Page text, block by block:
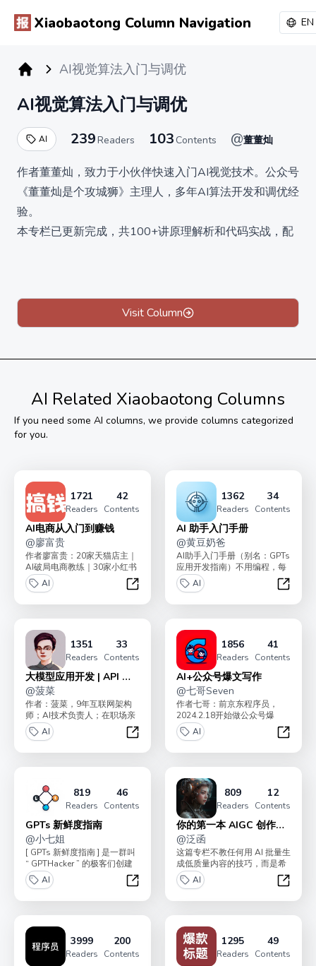
Xiaobaotong Column Navigation EN
AI视觉算法入门与调优
AI视觉算法入门与调优
AI 239Readers 103 Contents @董董灿
作者董董灿，致力于小伙伴快速入门AI视觉技术。公众号
《董董灿是个攻城狮》主理人，多年AI算法开发和调优经
验。
本专栏已更新完成，共100+讲原理解析和代码实战，配
并带你从零手写以上所有算法，从零手写模型完成图像识
友。
你可详查看专栏的置顶文章了解详。
祝你学有所成，收获满满。
Visit Column
AI Related Xiaobaotong Columns
If you need some AI columns, we provide columns categorized
for you.
1721
Readers
42
Contents
AI电商从入门到赚钱
@廖富贵
作者廖富贵：20家天猫店主｜
AI破局电商教练｜30家小红书
店铺老板，带领了2000+学员
副业搞钱。小...
AI
AI电商从入门到赚钱
1362
Readers
34
Contents
AI 助手入门手册
@黄豆奶爸
AI助手入门手册（别名：GPTs
应用开发指南）不用编程，每
人都能搭建自己的AI机器人助
手，提高十倍生...
AI
AI 助
1351
Readers
33
Contents
大模型应用开发 | API 实
操
@菠菜
作者：菠菜，9年互联网架构
师；AI技术负责人；在职场亲
手带出多个年入百万 P8+ 人
才；“AI破局俱...
AI
大模型应用开发 | API 实操
1856
Readers
41
Contents
AI+公众号爆文写作
@七哥Seven
作者七哥：前京东程序员，
2024.2.18开始做公众号爆
文，4个月涨粉10000+， 流量
主变现4w...
AI
AI+公
819
Readers
46
Contents
GPTs 新鲜度指南
@小七姐
[ GPTs 新鲜度指南 ] 是一群叫
“ GPTHacker ” 的极客们创建
的，他们致力于创作和...
AI
GPTs 新鲜度指南
809
Readers
12
Contents
你的第一本 AIGC 创作指
南
@泛函
这篇专栏不教任何用 AI 批量生
成低质量内容的技巧，而是希
望能够让你利用 AI 进行体面的
创作。让 ...
AI
你的
3999
Readers
200
Contents
1295
Readers
49
Contents